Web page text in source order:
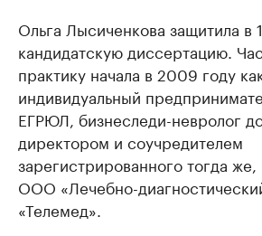
Ольга Лысиченкова защитила в
кандидатскую диссертацию.
практику начала в 2009 году
индивидуальный
ЕГРЮЛ, бизнеследи-невролог
директором и соучредителем
зарегистрированного тогда
ООО «Лечебно-
«Телемед».